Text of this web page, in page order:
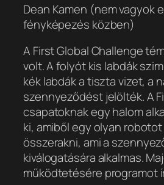
Dean Kamen (nem
fényképezés közben)
A First Global Challenge
volt. A folyót kis labdák
kék labdák a tiszta vizet, a
szennyeződést jelölték. A
csapatoknak egy halom
ki, amiből egy olyan
összerakni, ami a
kiválogatására alkalmas.
működtetésére programot